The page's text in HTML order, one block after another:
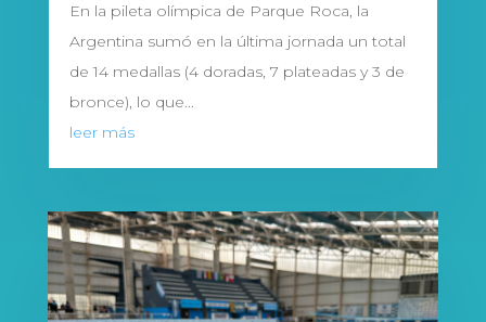
En la pileta olímpica de Parque Roca, la
Argentina sumó en la última jornada un total
de 14 medallas (4 doradas, 7 plateadas y 3 de
bronce), lo que...
leer más